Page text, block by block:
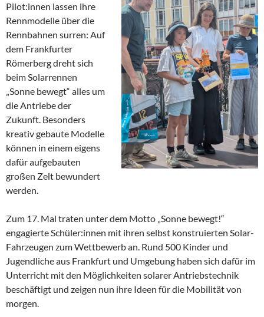
Pilot:innen lassen ihre
Rennmodelle über die
Rennbahnen surren: Auf
dem Frankfurter
Römerberg dreht sich
beim Solarrennen
„Sonne bewegt“ alles um
die Antriebe der
Zukunft. Besonders
kreativ gebaute Modelle
können in einem eigens
dafür aufgebauten
großen Zelt bewundert
werden.
Zum 17. Mal traten unter dem Motto „Sonne bewegt!“
engagierte Schüler:innen mit ihren selbst konstruierten Solar-
Fahrzeugen zum Wettbewerb an. Rund 500 Kinder und
Jugendliche aus Frankfurt und Umgebung haben sich dafür im
Unterricht mit den Möglichkeiten solarer Antriebstechnik
beschäftigt und zeigen nun ihre Ideen für die Mobilität von
morgen.